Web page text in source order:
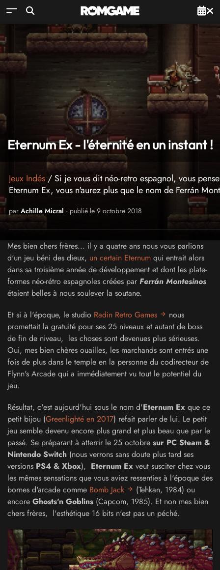
Eternum Ex - l'éternité en un instant !
Jeux Indés / Si je vous dit néo-retro espagnol, vous
Eternum Ex, vous n'aurez plus que le nom de Ferrán
par Achille Micral · publié le 9 octobre 2018
Mes bien chers frères... il y a quatre ans nous vous parlions
d'un jeu béni des dieux, un certain Eternum qui entrait alors
dans sa troisième année de développement et dont les plate-
formes néo-rétro espagnoles créées par Ferrán Montesinos
étaient belles à nous soulever la soutane.
Et si à l'époque, le studio Radin Retro Games
nous
promettait la gratuité pour ses 25 niveaux et autant de boss
de fin de niveau, les choses sont devenues plus sérieuses.
Oui, mes bien chères ouailles, les marchands sont entrés une
fois de plus dans le temple en la personne du codirecteur de
Flynn's Arcade qui a immédiatement vu tout le potentiel du
jeu.
Résultat, c'est aujourd'hui sous le nom d'Eternum Ex que ce
petit bijou (Greenlighté en 2017) refait parler de lui. Le petit
jeu semble devenu encore plus grand et plus beau que par le
passé. Se préparant à atterrir le 25 octobre sur PC Steam &
Nintendo Switch (nous verrons sans doute plus tard ses
versions PS4 & Xbox), Eternum Ex veut susciter chez vous
les mêmes sensations que vous aviez ressenties à l'époque des
bornes d'arcade comme Bomb Jack
(Tehkan, 1984) ou
encore Ghosts'n Goblins (Capcom, 1985). Et non mes bien
chers frères, l'esthétique 16 bits n'est pas un péché.